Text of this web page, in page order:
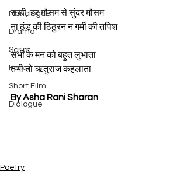
Monologue
Drama
Script
Haiku
Short Film
Dialogue
सखी, हर मौसम से सुंदर मौसम
ना ठंड की ठिठुरन न गर्मी की तपिश
सभी के मन को बहुत लुभाता
तभी तो ऋतुराज कहलाता
By Asha Rani Sharan
Poetry